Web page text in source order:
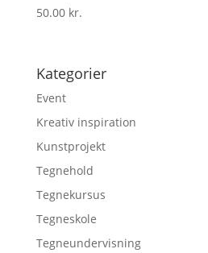
50.00 kr.
Kategorier
Event
Kreativ inspiration
Kunstprojekt
Tegnehold
Tegnekursus
Tegneskole
Tegneundervisning